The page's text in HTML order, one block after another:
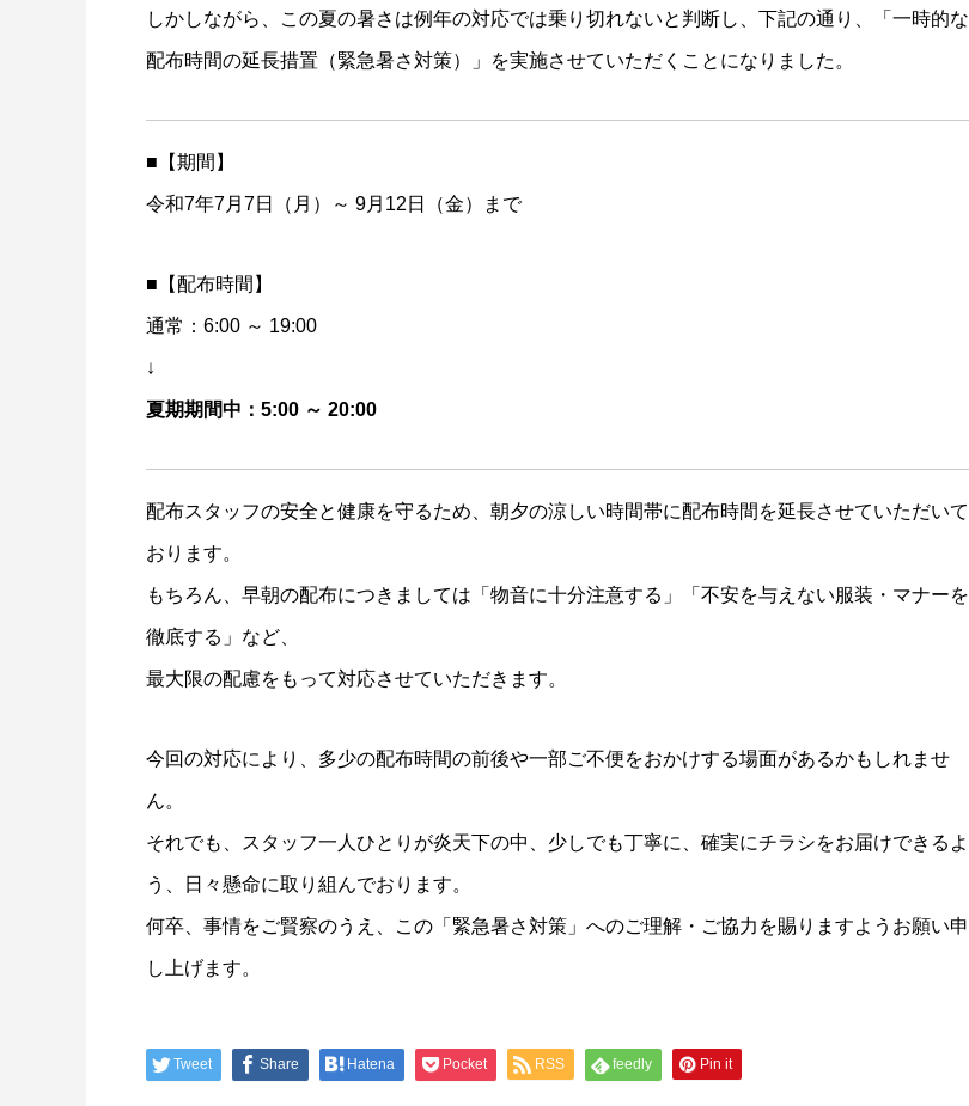
しかしながら、この夏の暑さは例年の対応では乗り切れないと判断し、下記の通り、「一時的な
配布時間の延長措置（緊急暑さ対策）」を実施させていただくことになりました。
■【期間】
令和7年7月7日（月）～ 9月12日（金）まで
■【配布時間】
通常：6:00 ～ 19:00
↓
夏期期間中：5:00 ～ 20:00
配布スタッフの安全と健康を守るため、朝夕の涼しい時間帯に配布時間を延長させていただいて
おります。
もちろん、早朝の配布につきましては「物音に十分注意する」「不安を与えない服装・マナーを
徹底する」など、
最大限の配慮をもって対応させていただきます。
今回の対応により、多少の配布時間の前後や一部ご不便をおかけする場面があるかもしれませ
ん。
それでも、スタッフ一人ひとりが炎天下の中、少しでも丁寧に、確実にチラシをお届けできるよ
う、日々懸命に取り組んでおります。
何卒、事情をご賢察のうえ、この「緊急暑さ対策」へのご理解・ご協力を賜りますようお願い申
し上げます。
Tweet Share Hatena Pocket RSS feedly Pin it